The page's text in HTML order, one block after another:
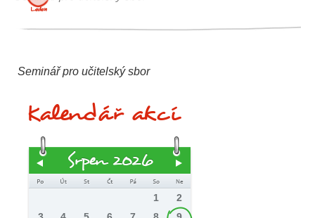
Leden
Seminář pro učitelský sbor
Kalendář akcí
Srpen 2026
1
2